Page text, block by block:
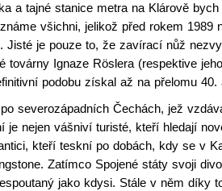
a tajné stanice metra na Klárově
všichni, jelikož před rokem 1989
Jisté je pouze to, že zavírací nůž
továrny Ignaze Röslera (respektive
podobu získal až na přelomu 40.
severozápadních Čechách, jež
je nejen vášniví turisté, kteří hledají
kteří teskní po dobách, kdy se v
Zatímco Spojené státy svoji
jako kdysi. Stále v něm díky